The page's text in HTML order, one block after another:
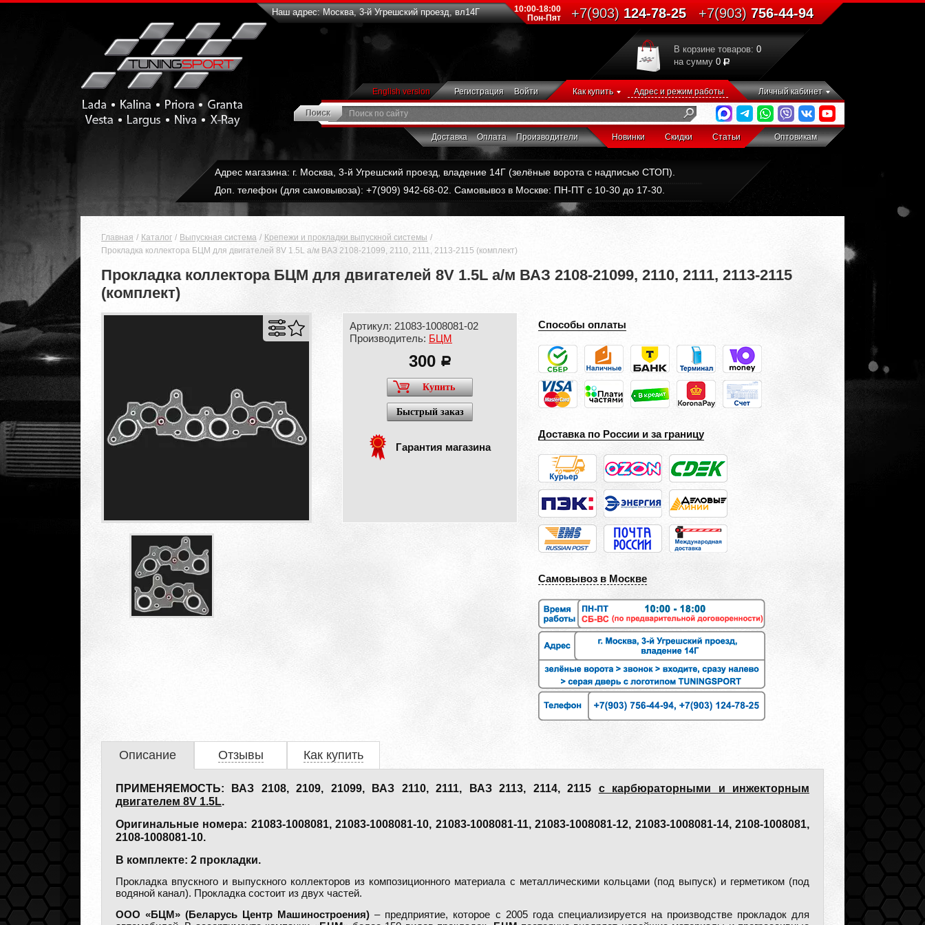
Наш адрес: Москва, 3-й Угрешский проезд, вл14Г
10:00-18:00
Пон-Пят
+7(903)124-78-25 +7(903)756-44-94
В корзине товаров: 0
на сумму 0
English version Регистрация Войти Как купить Адрес и режим работы Личный кабинет
Доставка Оплата Производители Новинки Скидки Статьи Оптовикам
Адрес магазина: г. Москва, 3-й Угрешский проезд, владение 14Г (зелёные ворота с надписью СТОП).
Доп. телефон (для самовывоза): +7(909) 942-68-02. Самовывоз в Москве: ПН-ПТ с 10-30 до 17-30.
Главная Каталог Выпускная система
Крепежи и прокладки выпускной системы
Прокладка коллектора БЦМ для двигателей 8V 1.5L а/м ВАЗ 2108-21099, 2110, 2111, 2113-2115 (комплект)
Прокладка коллектора БЦМ для двигателей 8V 1.5L а/м ВАЗ 2108-21099, 2110, 2111, 2113-2115
(комплект)
Артикул: 21083-1008081-02
Производитель: БЦМ
300 a
Купить
Быстрый заказ
Гарантия магазина
Способы оплаты
Доставка по России и за границу
Самовывоз в Москве
Описание Отзывы Как купить
ПРИМЕНЯЕМОСТЬ: ВАЗ 2108, 2109, 21099, ВАЗ 2110, 2111, ВАЗ 2113, 2114, 2115 с карбюраторными и инжекторным
двигателем 8V 1.5L.
Оригинальные номера: 21083-1008081, 21083-1008081-10, 21083-1008081-11, 21083-1008081-12, 21083-1008081-14, 2108-1008081,
2108-1008081-10.
В комплекте: 2 прокладки.
Прокладка впускного и выпускного коллекторов из композиционного материала c металлическими кольцами (под выпуск) и герметиком (под
водяной канал). Прокладка состоит из двух частей.
ООО «БЦМ» (Беларусь Центр Машиностроения) – предприятие, которое с 2005 года специализируется на производстве прокладок для